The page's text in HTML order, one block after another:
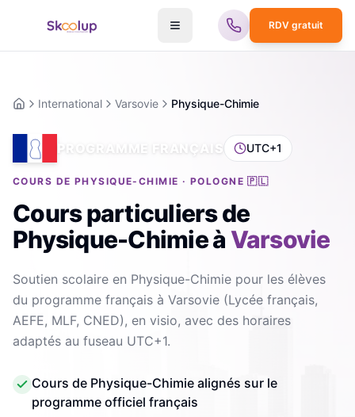
RDV gratuit
AccueilInternational Varsovie Physique-Chimie
PROGRAMME FRANÇAIS UTC+1
COURS DE PHYSIQUE-CHIMIE · POLOGNE 🇵🇱
Cours particuliers de
Physique-ChimieàVarsovie
Soutien scolaire en Physique-Chimie pour les élèves
du programme français à Varsovie (Lycée français,
AEFE, MLF, CNED), en visio, avec des horaires
adaptés au fuseau UTC+1.
Cours de Physique-Chimie alignés sur le
programme officiel français